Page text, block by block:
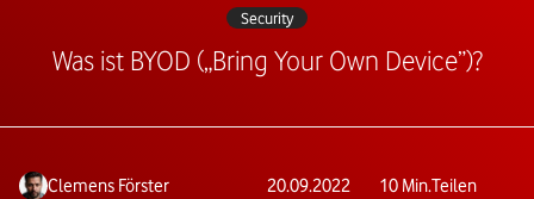
Security
Was ist BYOD („Bring Your Own Device”)?
Clemens Förster 20.09.2022 10 Min.Teilen